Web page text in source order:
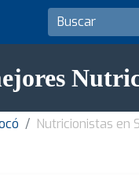
Nutricionistas en